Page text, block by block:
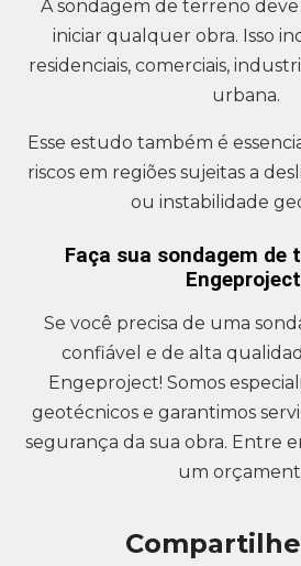
A sondagem de terreno
iniciar qualquer obra. Isso
residenciais, comerciais,
urbana.
Esse estudo também é
riscos em regiões sujeitas a
ou instabilidade
Faça sua sondagem de
Se você precisa de uma
confiável e de alta
Engeproject! Somos
geotécnicos e garantimos
segurança da sua obra. Entre
um
Compartilhe